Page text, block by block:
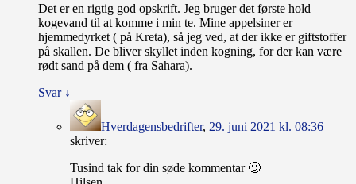
Det er en rigtig god opskrift. Jeg bruger det første hold
kogevand til at komme i min te. Mine appelsiner er
hjemmedyrket ( på Kreta), så jeg ved, at der ikke er giftstoffer
på skallen. De bliver skyllet inden kogning, for der kan være
rødt sand på dem ( fra Sahara).
Svar ↓
Hverdagensbedrifter, 29. juni 2021 kl. 08:36
skriver:
Tusind tak for din søde kommentar 🙂